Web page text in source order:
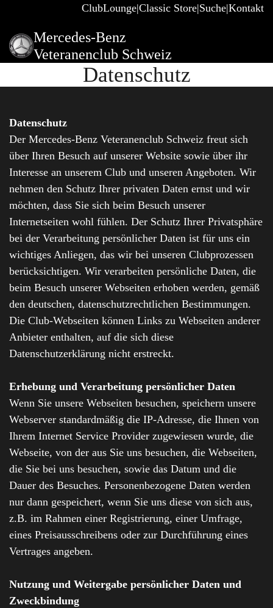
ClubLounge Classic Store Suche Kontakt
Mercedes-Benz
Veteranenclub Schweiz
Datenschutz
Datenschutz
Der Mercedes-Benz Veteranenclub Schweiz freut sich
über Ihren Besuch auf unserer Website sowie über ihr
Interesse an unserem Club und unseren Angeboten. Wir
nehmen den Schutz Ihrer privaten Daten ernst und wir
möchten, dass Sie sich beim Besuch unserer
Internetseiten wohl fühlen. Der Schutz Ihrer Privatsphäre
bei der Verarbeitung persönlicher Daten ist für uns ein
wichtiges Anliegen, das wir bei unseren Clubprozessen
berücksichtigen. Wir verarbeiten persönliche Daten, die
beim Besuch unserer Webseiten erhoben werden, gemäß
den deutschen, datenschutzrechtlichen Bestimmungen.
Die Club-Webseiten können Links zu Webseiten anderer
Anbieter enthalten, auf die sich diese
Datenschutzerklärung nicht erstreckt.
Erhebung und Verarbeitung persönlicher Daten
Wenn Sie unsere Webseiten besuchen, speichern unsere
Webserver standardmäßig die IP-Adresse, die Ihnen von
Ihrem Internet Service Provider zugewiesen wurde, die
Webseite, von der aus Sie uns besuchen, die Webseiten,
die Sie bei uns besuchen, sowie das Datum und die
Dauer des Besuches. Personenbezogene Daten werden
nur dann gespeichert, wenn Sie uns diese von sich aus,
z.B. im Rahmen einer Registrierung, einer Umfrage,
eines Preisausschreibens oder zur Durchführung eines
Vertrages angeben.
Nutzung und Weitergabe persönlicher Daten und
Zweckbindung